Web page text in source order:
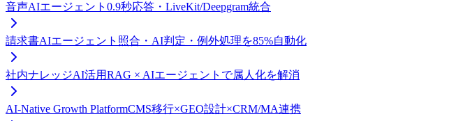
音声AIエージェント 0.9秒応答・LiveKit/Deepgram統合
請求書AIエージェント 照合・AI判定・例外処理を85%自動化
社内ナレッジAI活用RAG × AIエージェントで属人化を解消
AI-Native Growth PlatformCMS移行×GEO設計×CRM/MA連携